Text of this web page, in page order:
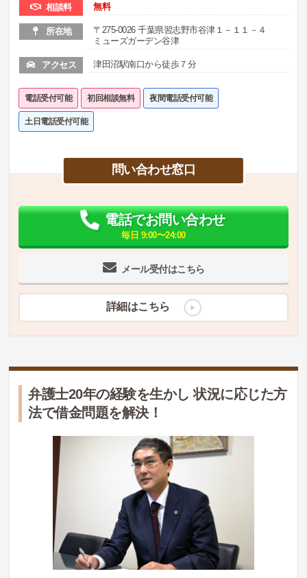
相談料 無料
所在地
〒275-0026 千葉県習志野市谷津１－１１－４
ミューズガーデン谷津
アクセス 津田沼駅南口から徒歩７分
電話受付可能 初回相談無料 夜間電話受付可能
土日電話受付可能
問い合わせ窓口
メール受付はこちら
電話でお問い合わせ
毎日 9:00〜24:00
詳細はこちら
弁護士20年の経験を生かし 状況に応じた方
法で借金問題を解決！